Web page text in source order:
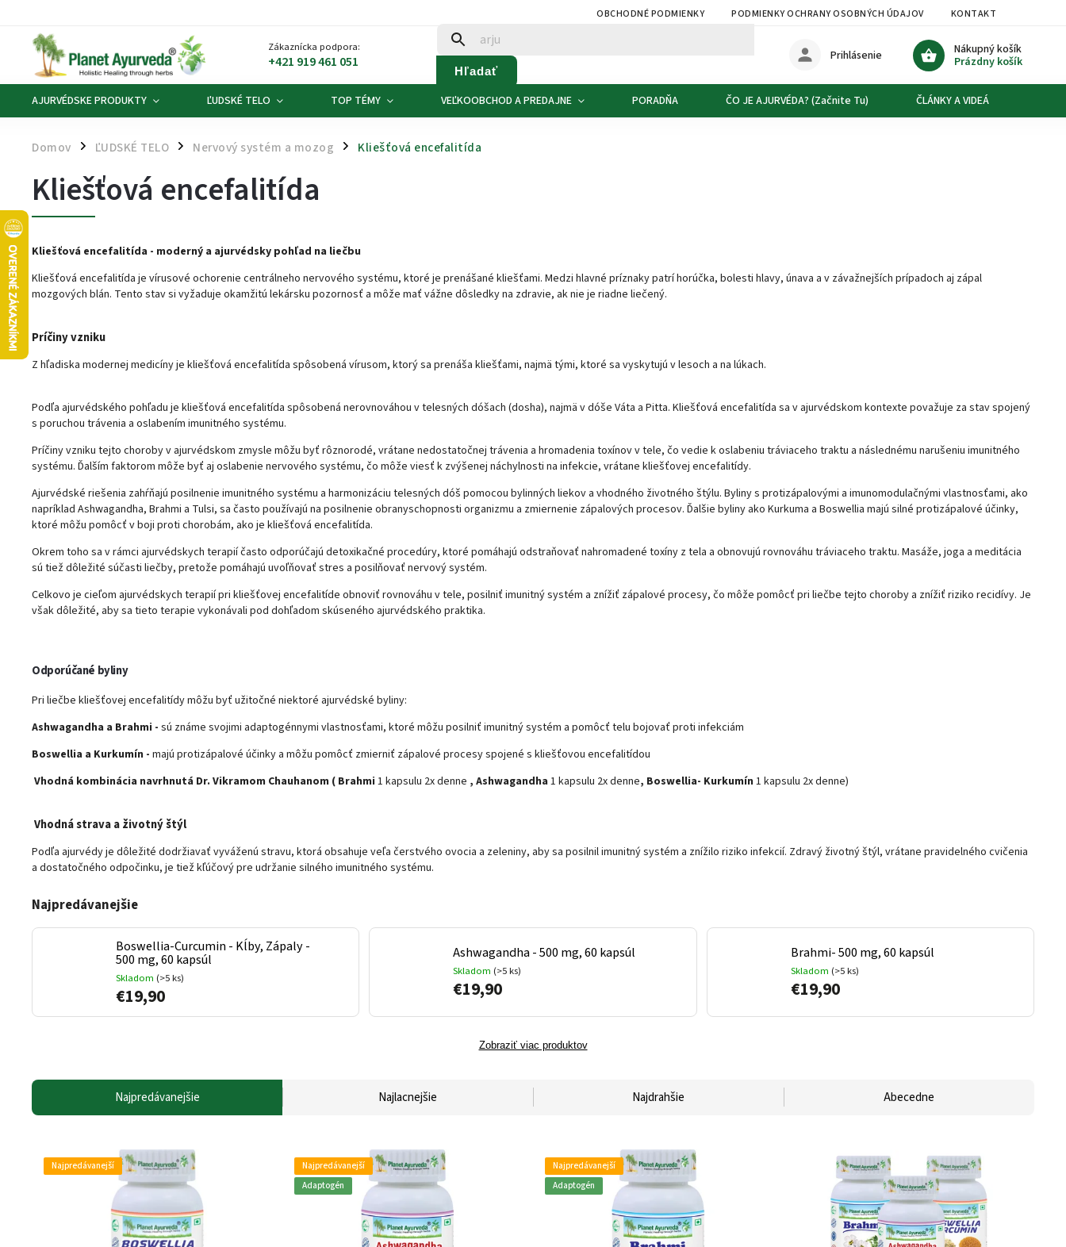
OBCHODNÉ PODMIENKY PODMIENKY OCHRANY OSOBNÝCH ÚDAJOV KONTAKT
Zákaznícka podpora:
+421 919 461 051 Hľadať
Nákupný košík
Prázdny košík
Prihlásenie
AJURVÉDSKE PRODUKTY ĽUDSKÉ TELO TOP TÉMY VEĽKOOBCHOD A PREDAJNE PORADŇA ČO JE AJURVÉDA? (Začnite Tu) ČLÁNKY A VIDEÁ
Domov / ĽUDSKÉ TELO / Nervový systém a mozog / Kliešťová encefalitída
Kliešťová encefalitída
Kliešťová encefalitída - moderný a ajurvédsky pohľad na liečbu
Kliešťová encefalitída je vírusové ochorenie centrálneho nervového systému, ktoré je prenášané kliešťami. Medzi hlavné príznaky patrí horúčka, bolesti hlavy, únava a v závažnejších prípadoch aj zápal
mozgových blán. Tento stav si vyžaduje okamžitú lekársku pozornosť a môže mať vážne dôsledky na zdravie, ak nie je riadne liečený.
Príčiny vzniku
Z hľadiska modernej medicíny je kliešťová encefalitída spôsobená vírusom, ktorý sa prenáša kliešťami, najmä tými, ktoré sa vyskytujú v lesoch a na lúkach.
Podľa ajurvédského pohľadu je kliešťová encefalitída spôsobená nerovnováhou v telesných dóšach (dosha), najmä v dóše Váta a Pitta. Kliešťová encefalitída sa v ajurvédskom kontexte považuje za stav spojený
s poruchou trávenia a oslabením imunitného systému.
Príčiny vzniku tejto choroby v ajurvédskom zmysle môžu byť rôznorodé, vrátane nedostatočnej trávenia a hromadenia toxínov v tele, čo vedie k oslabeniu tráviaceho traktu a následnému narušeniu imunitného
systému. Ďalším faktorom môže byť aj oslabenie nervového systému, čo môže viesť k zvýšenej náchylnosti na infekcie, vrátane kliešťovej encefalitídy.
Ajurvédské riešenia zahŕňajú posilnenie imunitného systému a harmonizáciu telesných dóš pomocou bylinných liekov a vhodného životného štýlu. Byliny s protizápalovými a imunomodulačnými vlastnosťami, ako
napríklad Ashwagandha, Brahmi a Tulsi, sa často používajú na posilnenie obranyschopnosti organizmu a zmiernenie zápalových procesov. Ďalšie byliny ako Kurkuma a Boswellia majú silné protizápalové účinky,
ktoré môžu pomôcť v boji proti chorobám, ako je kliešťová encefalitída.
Okrem toho sa v rámci ajurvédskych terapií často odporúčajú detoxikačné procedúry, ktoré pomáhajú odstraňovať nahromadené toxíny z tela a obnovujú rovnováhu tráviaceho traktu. Masáže, joga a meditácia
sú tiež dôležité súčasti liečby, pretože pomáhajú uvoľňovať stres a posilňovať nervový systém.
Celkovo je cieľom ajurvédskych terapií pri kliešťovej encefalitíde obnoviť rovnováhu v tele, posilniť imunitný systém a znížiť zápalové procesy, čo môže pomôcť pri liečbe tejto choroby a znížiť riziko recidívy. Je
však dôležité, aby sa tieto terapie vykonávali pod dohľadom skúseného ajurvédského praktika.
Odporúčané byliny
Pri liečbe kliešťovej encefalitídy môžu byť užitočné niektoré ajurvédské byliny:
Ashwagandha a Brahmi - sú známe svojimi adaptogénnymi vlastnosťami, ktoré môžu posilniť imunitný systém a pomôcť telu bojovať proti infekciám
Boswellia a Kurkumín - majú protizápalové účinky a môžu pomôcť zmierniť zápalové procesy spojené s kliešťovou encefalitídou
Vhodná kombinácia navrhnutá Dr. Vikramom Chauhanom ( Brahmi 1 kapsulu 2x denne , Ashwagandha 1 kapsulu 2x denne, Boswellia- Kurkumín 1 kapsulu 2x denne)
Vhodná strava a životný štýl
Podľa ajurvédy je dôležité dodržiavať vyváženú stravu, ktorá obsahuje veľa čerstvého ovocia a zeleniny, aby sa posilnil imunitný systém a znížilo riziko infekcií. Zdravý životný štýl, vrátane pravidelného cvičenia
a dostatočného odpočinku, je tiež kľúčový pre udržanie silného imunitného systému.
Najpredávanejšie
Boswellia-Curcumin - Kĺby, Zápaly -
500 mg, 60 kapsúl
Skladom (>5 ks)
€19,90
Ashwagandha - 500 mg, 60 kapsúl
Skladom (>5 ks)
€19,90
Brahmi- 500 mg, 60 kapsúl
Skladom (>5 ks)
€19,90
Zobraziť viac produktov
Najpredávanejšie Najlacnejšie Najdrahšie Abecedne
Najpredávanejší
Najpredávanejší
Adaptogén
Najpredávanejší
Adaptogén